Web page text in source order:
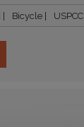
Bicycle USPCC